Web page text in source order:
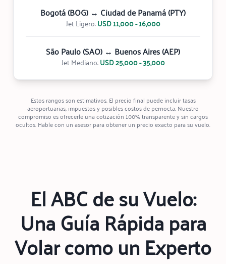
Bogotá (BOG) ↔ Ciudad de Panamá (PTY)
Jet Ligero:USD 11,000 - 16,000
São Paulo (SAO) ↔ Buenos Aires (AEP)
Jet Mediano:USD 25,000 - 35,000
Estos rangos son estimativos. El precio final puede incluir tasas
aeroportuarias, impuestos y posibles costos de pernocta. Nuestro
compromiso es ofrecerle una cotización 100% transparente y sin cargos
ocultos. Hable con un asesor para obtener un precio exacto para su vuelo.
El ABC de su Vuelo:
Una Guía Rápida para
Volar como un Experto